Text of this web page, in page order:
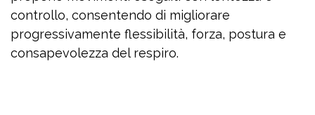
controllo, consentendo di migliorare
progressivamente flessibilità, forza, postura e
consapevolezza del respiro.